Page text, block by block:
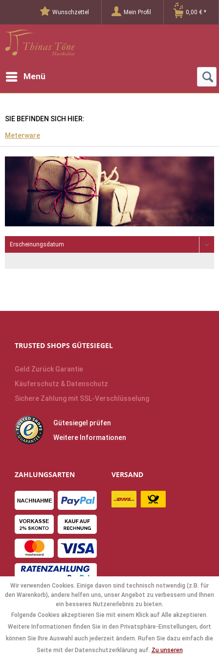
Wunschzettel Mein Profil 0,00 € *
Menü
SIE BEFINDEN SICH HIER:
Meterware
TRUSTED SHOPS GÜTESIEGEL
Geld Zurück Garantie
Käuferschutz & Datenschutz
Sichere Zahlung mit SSL-Verschlüsselung
Gütesiegel prüfen
Weitere Informationen
ZAHLUNGSARTEN VERSAND
NAVIGATION
Wir verwenden Cookies. Einige davon sind technisch notwendig (z.B. für
den Warenkorb), andere helfen uns, unser Angebot zu verbessern und Ihnen
ein besseres Nutzererlebnis zu bieten.
Folgende Cookies akzeptieren Sie mit einem Klick auf Alle akzeptieren.
Weitere Informationen finden Sie in den Privatsphäre-Einstellungen, dort
können Sie Ihre Auswahl auch jederzeit ändern. Rufen Sie dazu einfach die
Seite mit der Datenschutzerklärung auf. Zu unseren